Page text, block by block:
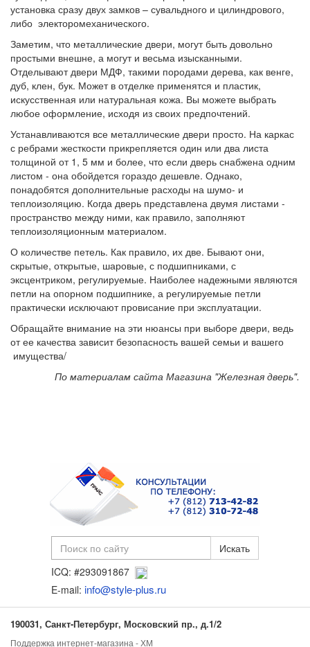
установка сразу двух замков – сувальдного и цилиндрового,
либо электоромеханического.
Заметим, что металлические двери, могут быть довольно
простыми внешне, а могут и весьма изысканными.
Отделывают двери МДФ, такими породами дерева, как венге,
дуб, клен, бук. Может в отделке применятся и пластик,
искусственная или натуральная кожа. Вы можете выбрать
любое оформление, исходя из своих предпочтений.
Устанавливаются все металлические двери просто. На каркас
с ребрами жесткости прикрепляется один или два листа
толщиной от 1, 5 мм и более, что если дверь снабжена одним
листом - она обойдется гораздо дешевле. Однако,
понадобятся дополнительные расходы на шумо- и
теплоизоляцию. Когда дверь представлена двумя листами -
пространство между ними, как правило, заполняют
теплоизоляционным материалом.
О количестве петель. Как правило, их две. Бывают они,
скрытые, открытые, шаровые, с подшипниками, с
эксцентриком, регулируемые. Наиболее надежными являются
петли на опорном подшипнике, а регулируемые петли
практически исключают провисание при эксплуатации.
Обращайте внимание на эти нюансы при выборе двери, ведь
от ее качества зависит безопасность вашей семьи и вашего
имущества/
По материалам сайта Магазина "Железная дверь".
ICQ: #293091867
E-mail: info@style-plus.ru
190031, Санкт-Петербург, Московский пр., д.1/2
Поддержка интернет-магазина - ХМ